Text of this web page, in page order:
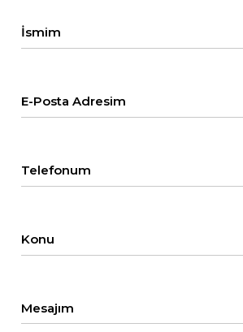
İsmim
E-Posta Adresim
Telefonum
Konu
Mesajım